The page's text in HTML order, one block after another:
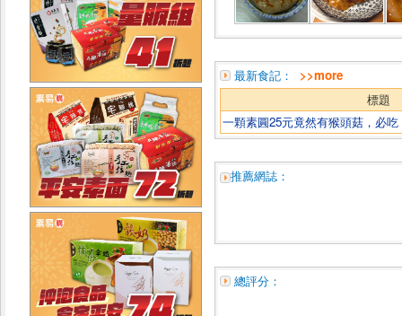
最新食記： >>more
標題
一顆素圓25元竟然有猴頭菇，必吃
推薦網誌：
總評分：